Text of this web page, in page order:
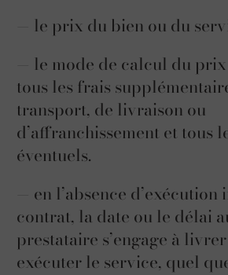
— le prix du bien ou du
— le mode de calcul du
tous les frais
transport, de livraison ou
d’affranchissement et tous
éventuels.
— en l’absence
contrat, la date ou le délai
prestataire s’engage à
exécuter le service, quel